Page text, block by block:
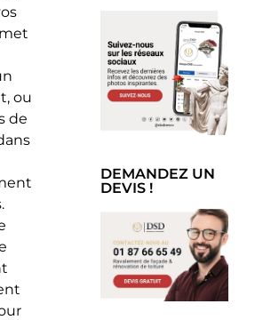
ou
de
DEMANDEZ UN
DEVIS !